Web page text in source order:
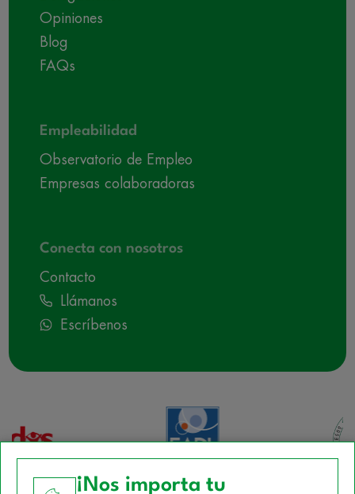
Opiniones
Blog
FAQs
Empleabilidad
Observatorio de Empleo
Empresas colaboradoras
Conecta con nosotros
Contacto
Llámanos
Escríbenos
¡Nos importa tu